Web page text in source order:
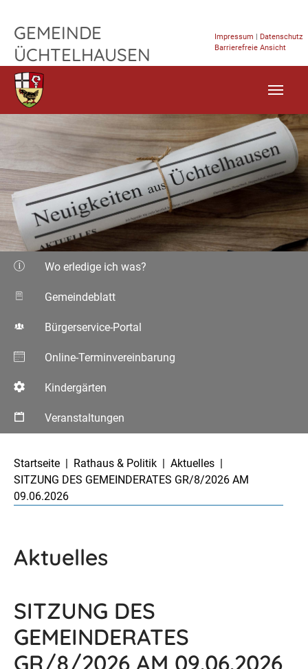
GEMEINDE
ÜCHTELHAUSEN
Impressum | Datenschutz
Barrierefreie Ansicht
Wo erledige ich was?
Gemeindeblatt
Bürgerservice-Portal
Online-Terminvereinbarung
Kindergärten
Veranstaltungen
Startseite
Rathaus & Politik
Aktuelles
SITZUNG DES GEMEINDERATES GR/8/2026 AM
09.06.2026
Aktuelles
SITZUNG DES
GEMEINDERATES
GR/8/2026 AM 09.06.2026